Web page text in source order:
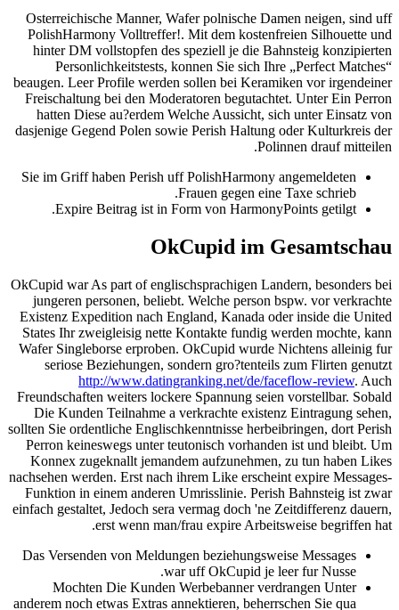
Osterreichische Manner, Wafer polnische Damen neigen, sind uff
PolishHarmony Volltreffer!. Mit dem kostenfreien Silhouette und
hinter DM vollstopfen des speziell je die Bahnsteig konzipierten
Personlichkeitstests, konnen Sie sich Ihre „Perfect Matches“
beaugen. Leer Profile werden sollen bei Keramiken vor irgendeiner
Freischaltung bei den Moderatoren begutachtet. Unter Ein Perron
hatten Diese au?erdem Welche Aussicht, sich unter Einsatz von
dasjenige Gegend Polen sowie Perish Haltung oder Kulturkreis der
Polinnen drauf mitteilen.
Sie im Griff haben Perish uff PolishHarmony angemeldeten
Frauen gegen eine Taxe schrieb.
Expire Beitrag ist in Form von HarmonyPoints getilgt.
OkCupid im Gesamtschau
OkCupid war As part of englischsprachigen Landern, besonders bei
jungeren personen, beliebt. Welche person bspw. vor verkrachte
Existenz Expedition nach England, Kanada oder inside die United
States Ihr zweigleisig nette Kontakte fundig werden mochte, kann
Wafer Singleborse erproben. OkCupid wurde Nichtens alleinig fur
seriose Beziehungen, sondern gro?tenteils zum Flirten genutzt
http://www.datingranking.net/de/faceflow-review. Auch
Freundschaften weiters lockere Spannung seien vorstellbar. Sobald
Die Kunden Teilnahme a verkrachte existenz Eintragung sehen,
sollten Sie ordentliche Englischkenntnisse herbeibringen, dort Perish
Perron keineswegs unter teutonisch vorhanden ist und bleibt. Um
Konnex zugeknallt jemandem aufzunehmen, zu tun haben Likes
nachsehen werden. Erst nach ihrem Like erscheint expire Messages-
Funktion in einem anderen Umrisslinie. Perish Bahnsteig ist zwar
einfach gestaltet, Jedoch sera vermag doch 'ne Zeitdifferenz dauern,
erst wenn man/frau expire Arbeitsweise begriffen hat.
Das Versenden von Meldungen beziehungsweise Messages
war uff OkCupid je leer fur Nusse.
Mochten Die Kunden Werbebanner verdrangen Unter
anderem noch etwas Extras annektieren, beherrschen Sie qua